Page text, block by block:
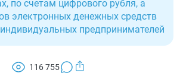
по счетам цифрового рубля, а
электронных денежных средств
предпринимателей
116 755